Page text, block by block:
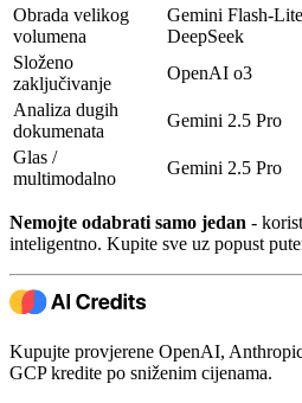
Obrada velikog
volumena
Gemini Flash-
DeepSeek
Složeno
zaključivanje
OpenAI o3
Analiza dugih
dokumenata
Gemini 2.5 Pro
Glas /
multimodalno
Gemini 2.5 Pro
Nemojte odabrati samo jedan -
inteligentno. Kupite sve uz popust
Kupujte provjerene OpenAI,
GCP kredite po sniženim cijenama.